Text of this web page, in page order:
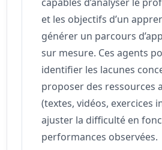
et les objectifs d’un
générer un parcours
sur mesure. Ces agents
identifier les lacunes
proposer des ressources
(textes, vidéos, exercices
ajuster la difficulté en
performances observées.